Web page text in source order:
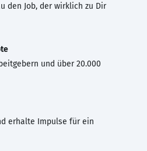
den Job, der wirklich zu Dir
und über 20.000
erhalte Impulse für ein